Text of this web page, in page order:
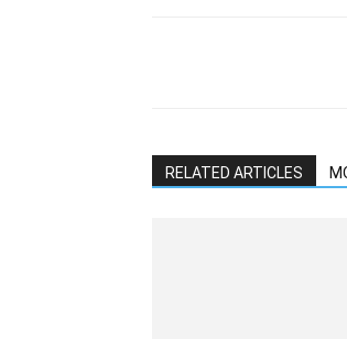
RELATED ARTICLES